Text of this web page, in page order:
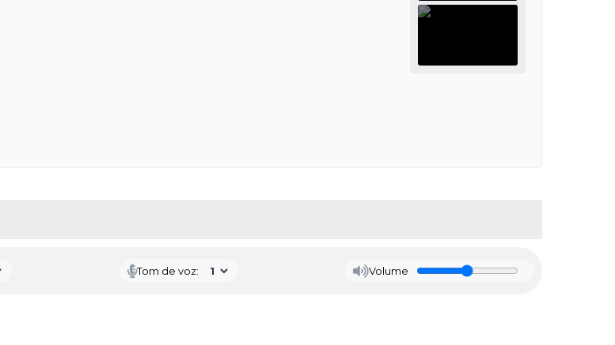
Tom de voz: Volume